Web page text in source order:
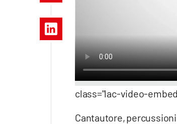
Vai
class="lac-video-
Cantautore,